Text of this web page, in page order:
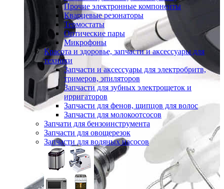
Прочие электронные компоненты
Кварцевые резонаторы
Термостаты
Оптические пары
Микрофоны
Красота и здоровье, запчасти и аксессуары для
техники
Запчасти и аксессуары для электробритв,
тримеров, эпиляторов
Запчасти для зубных электрощеток и
ирригаторов
Запчасти для фенов, щипцов для волос
Запчасти для молокоотсосов
Запчати для бензоинструмента
Запчасти для овощерезок
Запчасти для водяных насосов